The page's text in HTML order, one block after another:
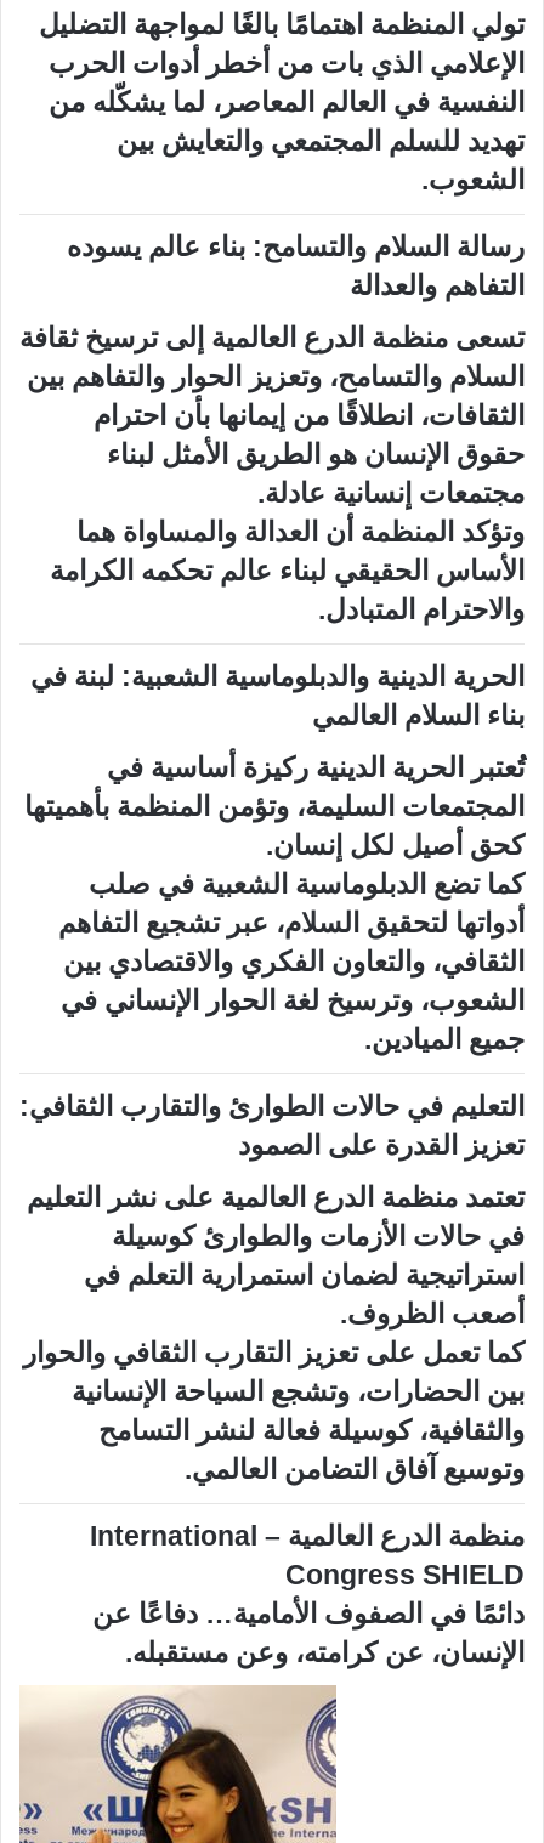
تولي المنظمة اهتمامًا بالغًا لمواجهة التضليل
الإعلامي الذي بات من أخطر أدوات الحرب
النفسية في العالم المعاصر، لما يشكّله من
تهديد للسلم المجتمعي والتعايش بين
الشعوب.
رسالة السلام والتسامح: بناء عالم يسوده
التفاهم والعدالة
تسعى منظمة الدرع العالمية إلى ترسيخ ثقافة
السلام والتسامح، وتعزيز الحوار والتفاهم بين
الثقافات، انطلاقًا من إيمانها بأن احترام
حقوق الإنسان هو الطريق الأمثل لبناء
مجتمعات إنسانية عادلة.
وتؤكد المنظمة أن العدالة والمساواة هما
الأساس الحقيقي لبناء عالم تحكمه الكرامة
والاحترام المتبادل.
الحرية الدينية والدبلوماسية الشعبية: لبنة في
بناء السلام العالمي
تُعتبر الحرية الدينية ركيزة أساسية في
المجتمعات السليمة، وتؤمن المنظمة بأهميتها
كحق أصيل لكل إنسان.
كما تضع الدبلوماسية الشعبية في صلب
أدواتها لتحقيق السلام، عبر تشجيع التفاهم
الثقافي، والتعاون الفكري والاقتصادي بين
الشعوب، وترسيخ لغة الحوار الإنساني في
جميع الميادين.
التعليم في حالات الطوارئ والتقارب الثقافي:
تعزيز القدرة على الصمود
تعتمد منظمة الدرع العالمية على نشر التعليم
في حالات الأزمات والطوارئ كوسيلة
استراتيجية لضمان استمرارية التعلم في
أصعب الظروف.
كما تعمل على تعزيز التقارب الثقافي والحوار
بين الحضارات، وتشجع السياحة الإنسانية
والثقافية، كوسيلة فعالة لنشر التسامح
وتوسيع آفاق التضامن العالمي.
منظمة الدرع العالمية – International
Congress SHIELD
دائمًا في الصفوف الأمامية… دفاعًا عن
الإنسان، عن كرامته، وعن مستقبله.